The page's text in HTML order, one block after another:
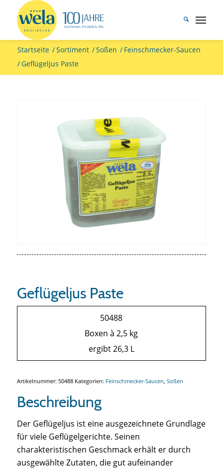
Startseite /Sortiment /Soßen / Feinschmecker-Saucen
/Geflügeljus Paste
Geflügeljus Paste
50488
Boxen à 2,5 kg
ergibt 26,3 L
Artikelnummer: 50488 Kategorien: Feinschmecker-Saucen Soßen
Beschreibung
Der Geflügeljus ist eine ausgezeichnete Grundlage
für viele Geflügelgerichte. Seinen
charakteristischen Geschmack erhält er durch
ausgewählte Zutaten, die gut aufeinander